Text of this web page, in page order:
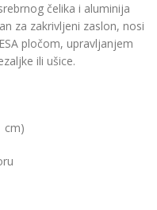
čelika i aluminija
za zakrivljeni zaslon, nosi
pločom, upravljanjem
ili ušice.
cm)